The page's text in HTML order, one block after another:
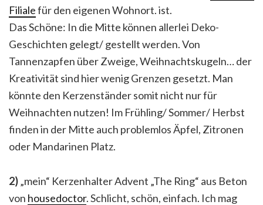
Filialefür den eigenen Wohnort. ist.
Das Schöne: In die Mitte können allerlei Deko-
Geschichten gelegt/ gestellt werden. Von
Tannenzapfen über Zweige, Weihnachtskugeln… der
Kreativität sind hier wenig Grenzen gesetzt. Man
könnte den Kerzenständer somit nicht nur für
Weihnachten nutzen! Im Frühling/ Sommer/ Herbst
finden in der Mitte auch problemlos Äpfel, Zitronen
oder Mandarinen Platz.
2)„mein“ Kerzenhalter Advent „The Ring“ aus Beton
von housedoctor. Schlicht, schön, einfach. Ich mag